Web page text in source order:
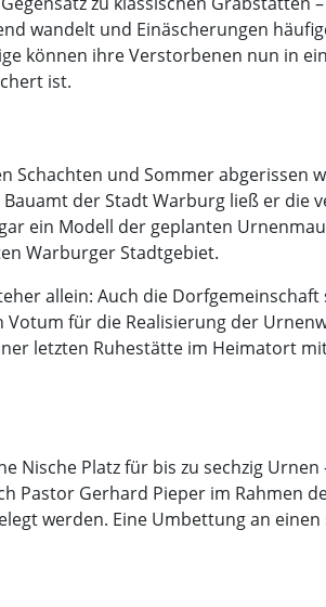
wandelt und Einäscherungen
können ihre Verstorbenen nun in
ist.
Schachten und Sommer
der Stadt Warburg ließ er die
ein Modell der geplanten
Warburger Stadtgebiet.
allein: Auch die
für die Realisierung der
letzten Ruhestätte im Heimatort
Platz für bis zu sechzig Urnen
Pastor Gerhard Pieper im Rahmen
werden. Eine Umbettung an